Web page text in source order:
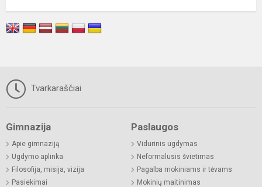
Tvarkaraščiai
Gimnazija
Apie gimnaziją
Ugdymo aplinka
Filosofija, misija, vizija
Pasiekimai
Paslaugos
Vidurinis ugdymas
Neformalusis švietimas
Pagalba mokiniams ir tėvams
Mokinių maitinimas